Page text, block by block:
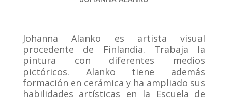
Johanna Alanko es artista visual
procedente de Finlandia. Trabaja la
pintura con diferentes medios
pictóricos. Alanko tiene además
formación en cerámica y ha ampliado sus
habilidades artísticas en la Escuela de